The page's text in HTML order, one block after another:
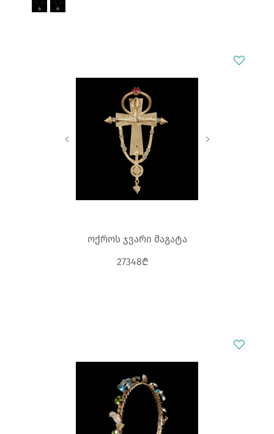
ოქროს ჯვარი მაგატა
27348₾